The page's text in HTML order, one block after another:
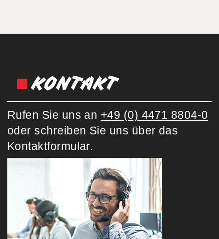
KONTAKT
Rufen Sie uns an +49 (0) 4471 8804-0
oder schreiben Sie uns über das
Kontaktformular.